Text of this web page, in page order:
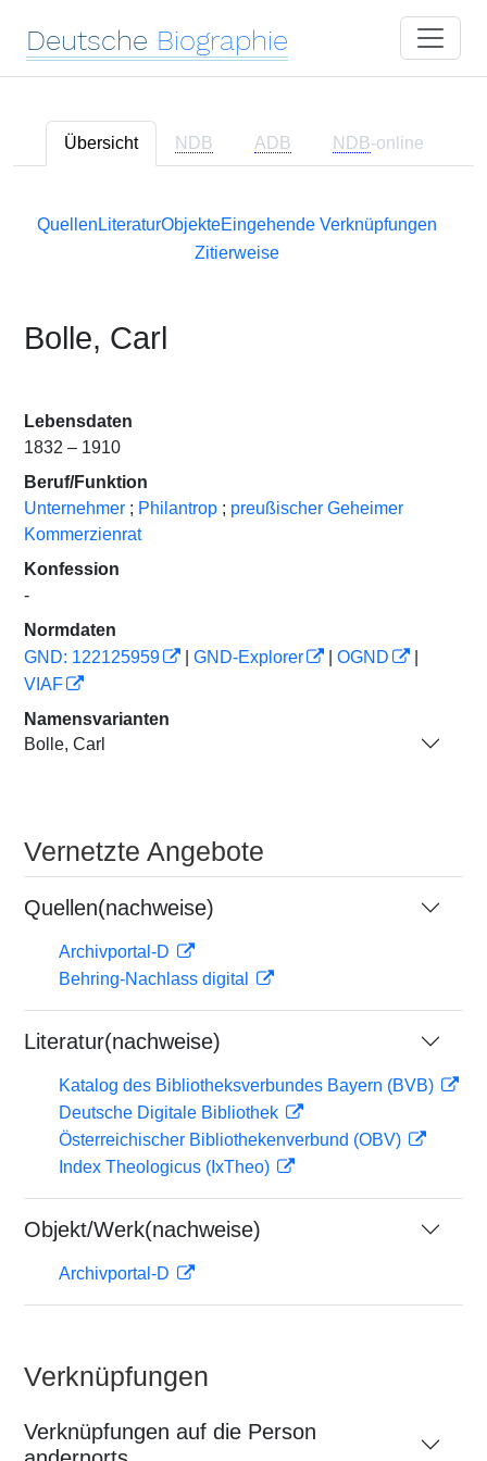
Deutsche Biographie
Übersicht NDB ADB NDB-online
Quellen LiteraturObjekteEingehende Verknüpfungen
Zitierweise
Bolle, Carl
Lebensdaten
1832 – 1910
Beruf/Funktion
Unternehmer ; Philantrop ; preußischer Geheimer
Kommerzienrat
Konfession
-
Normdaten
GND: 122125959
GND-Explorer OGND
VIAF
Namensvarianten
Bolle, Carl
Vernetzte Angebote
Quellen(nachweise)
Archivportal-D
Behring-Nachlass digital
Literatur(nachweise)
Katalog des Bibliotheksverbundes Bayern (BVB)
Deutsche Digitale Bibliothek
Österreichischer Bibliothekenverbund (OBV)
Index Theologicus (IxTheo)
Objekt/Werk(nachweise)
Archivportal-D
Verknüpfungen
Verknüpfungen auf die Person